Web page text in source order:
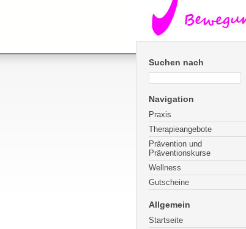
Suchen nach
Navigation
Praxis
Therapieangebote
Prävention und
Präventionskurse
Wellness
Gutscheine
Allgemein
Startseite